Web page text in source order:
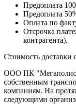
Предоплата
Предоплата
Оплата по
Отсрочка
контрагента).
Стоимость доставки
ООО ПК "Мегаполис"
собственным
компаниям. На
следующими